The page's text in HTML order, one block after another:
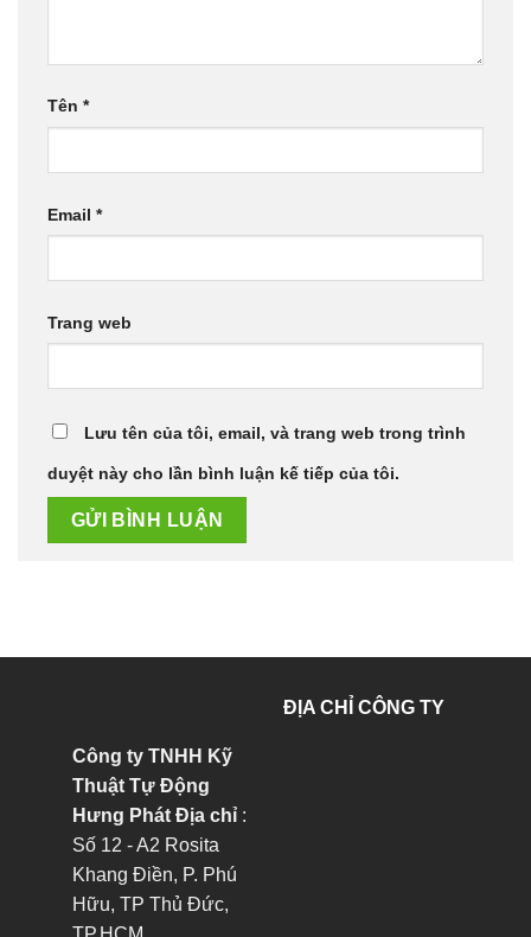
Tên *
Email *
Trang web
Lưu tên của tôi, email, và trang web trong trình
duyệt này cho lần bình luận kế tiếp của tôi.
Công ty TNHH Kỹ
Thuật Tự Động
Hưng Phát Địa chỉ :
Số 12 - A2 Rosita
Khang Điền, P. Phú
Hữu, TP Thủ Đức,
ĐỊA CHỈ CÔNG TY